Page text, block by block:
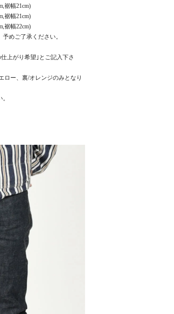
裾幅21cm)
裾幅21cm)
裾幅22cm)
めご了承ください。
上がり希望｣とご記入下さ
ロー、裏/オレンジのみとなり